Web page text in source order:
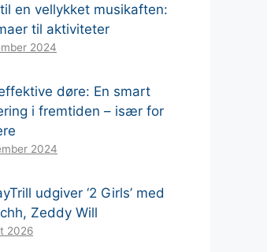
en vellykket musikaften:
til aktiviteter
2024
døre: En smart
i fremtiden – især for
2024
udgiver ‘2 Girls’ med
Zeddy Will
2026